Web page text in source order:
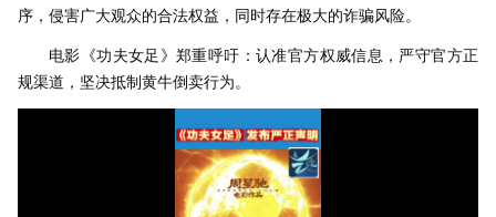
序，侵害广大观众的合法权益，同时存在极大的诈骗风险。
电影《功夫女足》郑重呼吁：认准官方权威信息，严守官方正
规渠道，坚决抵制黄牛倒卖行为。